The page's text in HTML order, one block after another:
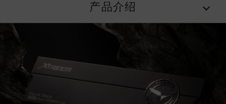
请确认您的主板与处理器支持对应的超频技术
（XMP 3.0 / EXPO），否则内存可能无法达到标
十铨科技的内存模块皆在正常电压情况下进行验
证，若有处理器或主板故障状况，请联系处理器或
主板相关售后服务。
产品介绍